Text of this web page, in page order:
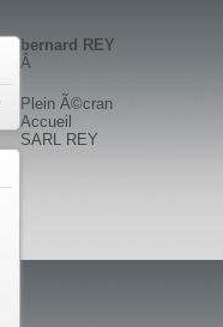
bernard REY
Â
Plein Ã©cran
Accueil
SARL REY